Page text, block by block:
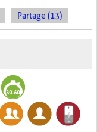
Partage (13)